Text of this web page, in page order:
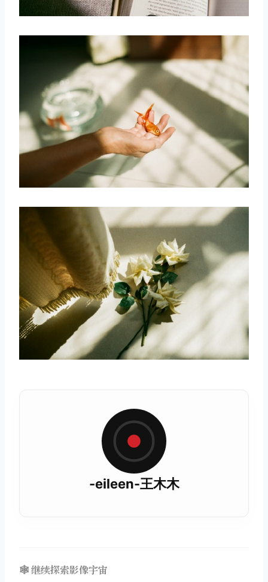
-eileen-王木木
🕸️ 继续探索影像宇宙
取消 搜索